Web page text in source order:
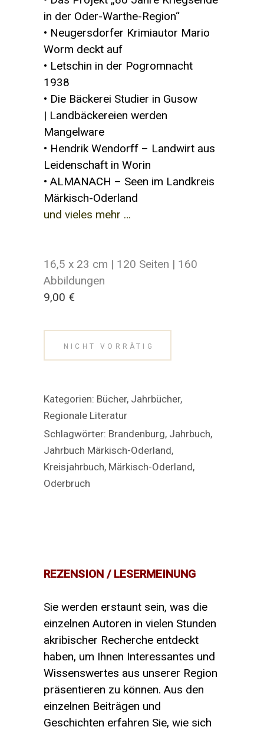
in der Oder-Warthe-Region“
• Neugersdorfer Krimiautor Mario
Worm deckt auf
• Letschin in der Pogromnacht
1938
• Die Bäckerei Studier in Gusow
| Landbäckereien werden
Mangelware
• Hendrik Wendorff – Landwirt aus
Leidenschaft in Worin
• ALMANACH – Seen im Landkreis
Märkisch-Oderland
und vieles mehr …
16,5 x 23 cm | 120 Seiten | 160
Abbildungen
9,00 €
NICHT VORRÄTIG
Kategorien: Bücher, Jahrbücher,
Regionale Literatur
Schlagwörter: Brandenburg, Jahrbuch,
Jahrbuch Märkisch-Oderland,
Kreisjahrbuch, Märkisch-Oderland,
Oderbruch
REZENSION / LESERMEINUNG
Sie werden erstaunt sein, was die
einzelnen Autoren in vielen Stunden
akribischer Recherche entdeckt
haben, um Ihnen Interessantes und
Wissenswertes aus unserer Region
präsentieren zu können. Aus den
einzelnen Beiträgen und
Geschichten erfahren Sie, wie sich